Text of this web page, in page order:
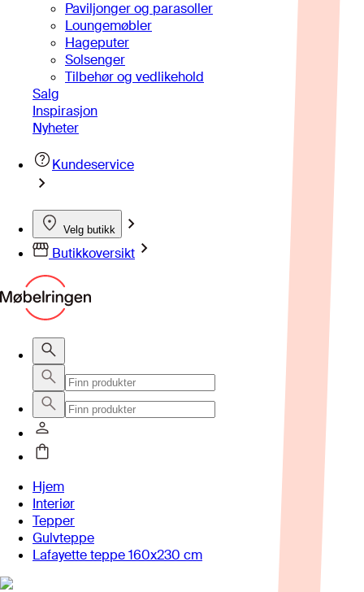
Paviljonger og parasoller
Loungemøbler
Hageputer
Solsenger
Tilbehør og vedlikehold
Salg
Inspirasjon
Nyheter
Kundeservice
Velg butikk
Butikkoversikt
Hjem
Interiør
Tepper
Gulvteppe
Lafayette teppe 160x230 cm